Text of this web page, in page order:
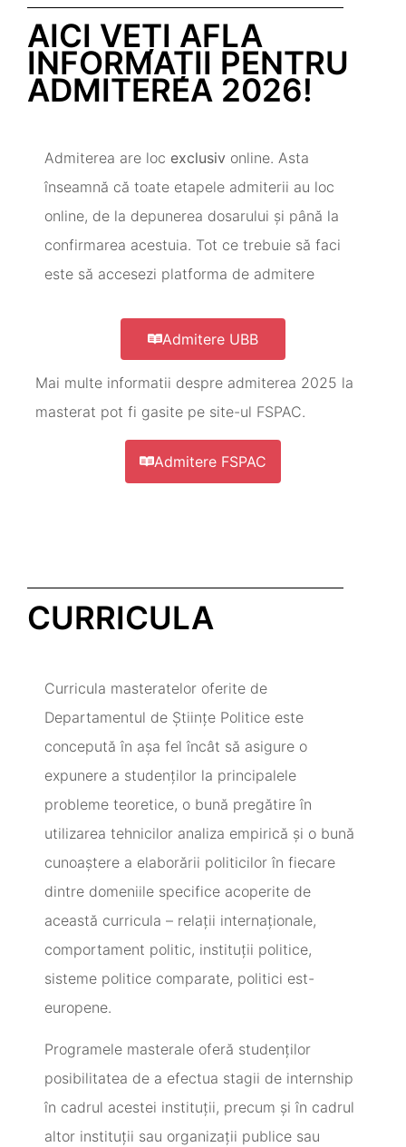
AICI VEȚI AFLA
INFORMAȚII PENTRU
ADMITEREA 2026!
Admiterea are loc exclusiv online. Asta
înseamnă că toate etapele admiterii au loc
online, de la depunerea dosarului și până la
confirmarea acestuia. Tot ce trebuie să faci
este să accesezi platforma de admitere
Admitere UBB
Mai multe informatii despre admiterea 2025 la
masterat pot fi gasite pe site-ul FSPAC.
Admitere FSPAC
CURRICULA
Curricula masteratelor oferite de
Departamentul de Știinţe Politice este
concepută în aşa fel încât să asigure o
expunere a studenţilor la principalele
probleme teoretice, o bună pregătire în
utilizarea tehnicilor analiza empirică şi o bună
cunoaştere a elaborării politicilor în fiecare
dintre domeniile specifice acoperite de
această curricula – relaţii internaţionale,
comportament politic, instituţii politice,
sisteme politice comparate, politici est-
europene.
Programele masterale oferă studenților
posibilitatea de a efectua stagii de internship
în cadrul acestei instituții, precum și în cadrul
altor instituții sau organizații publice sau